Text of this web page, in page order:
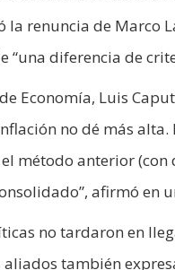
renuncia de Marco
“una diferencia de
Economía, Luis
no dé más
método anterior (con
afirmó en
no tardaron en
también